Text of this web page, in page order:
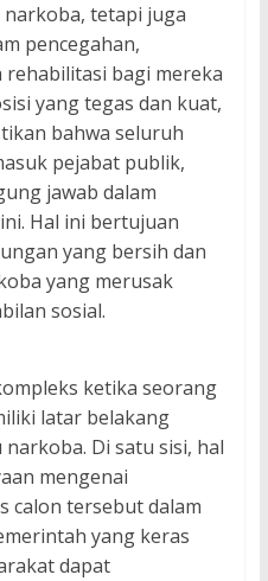
tetapi juga
pencegahan,
bagi mereka
yang tegas dan kuat,
bahwa seluruh
pejabat publik,
jawab dalam
Hal ini bertujuan
yang bersih dan
yang merusak
sosial.
ketika seorang
latar belakang
Di satu sisi, hal
mengenai
calon tersebut dalam
yang keras
dapat